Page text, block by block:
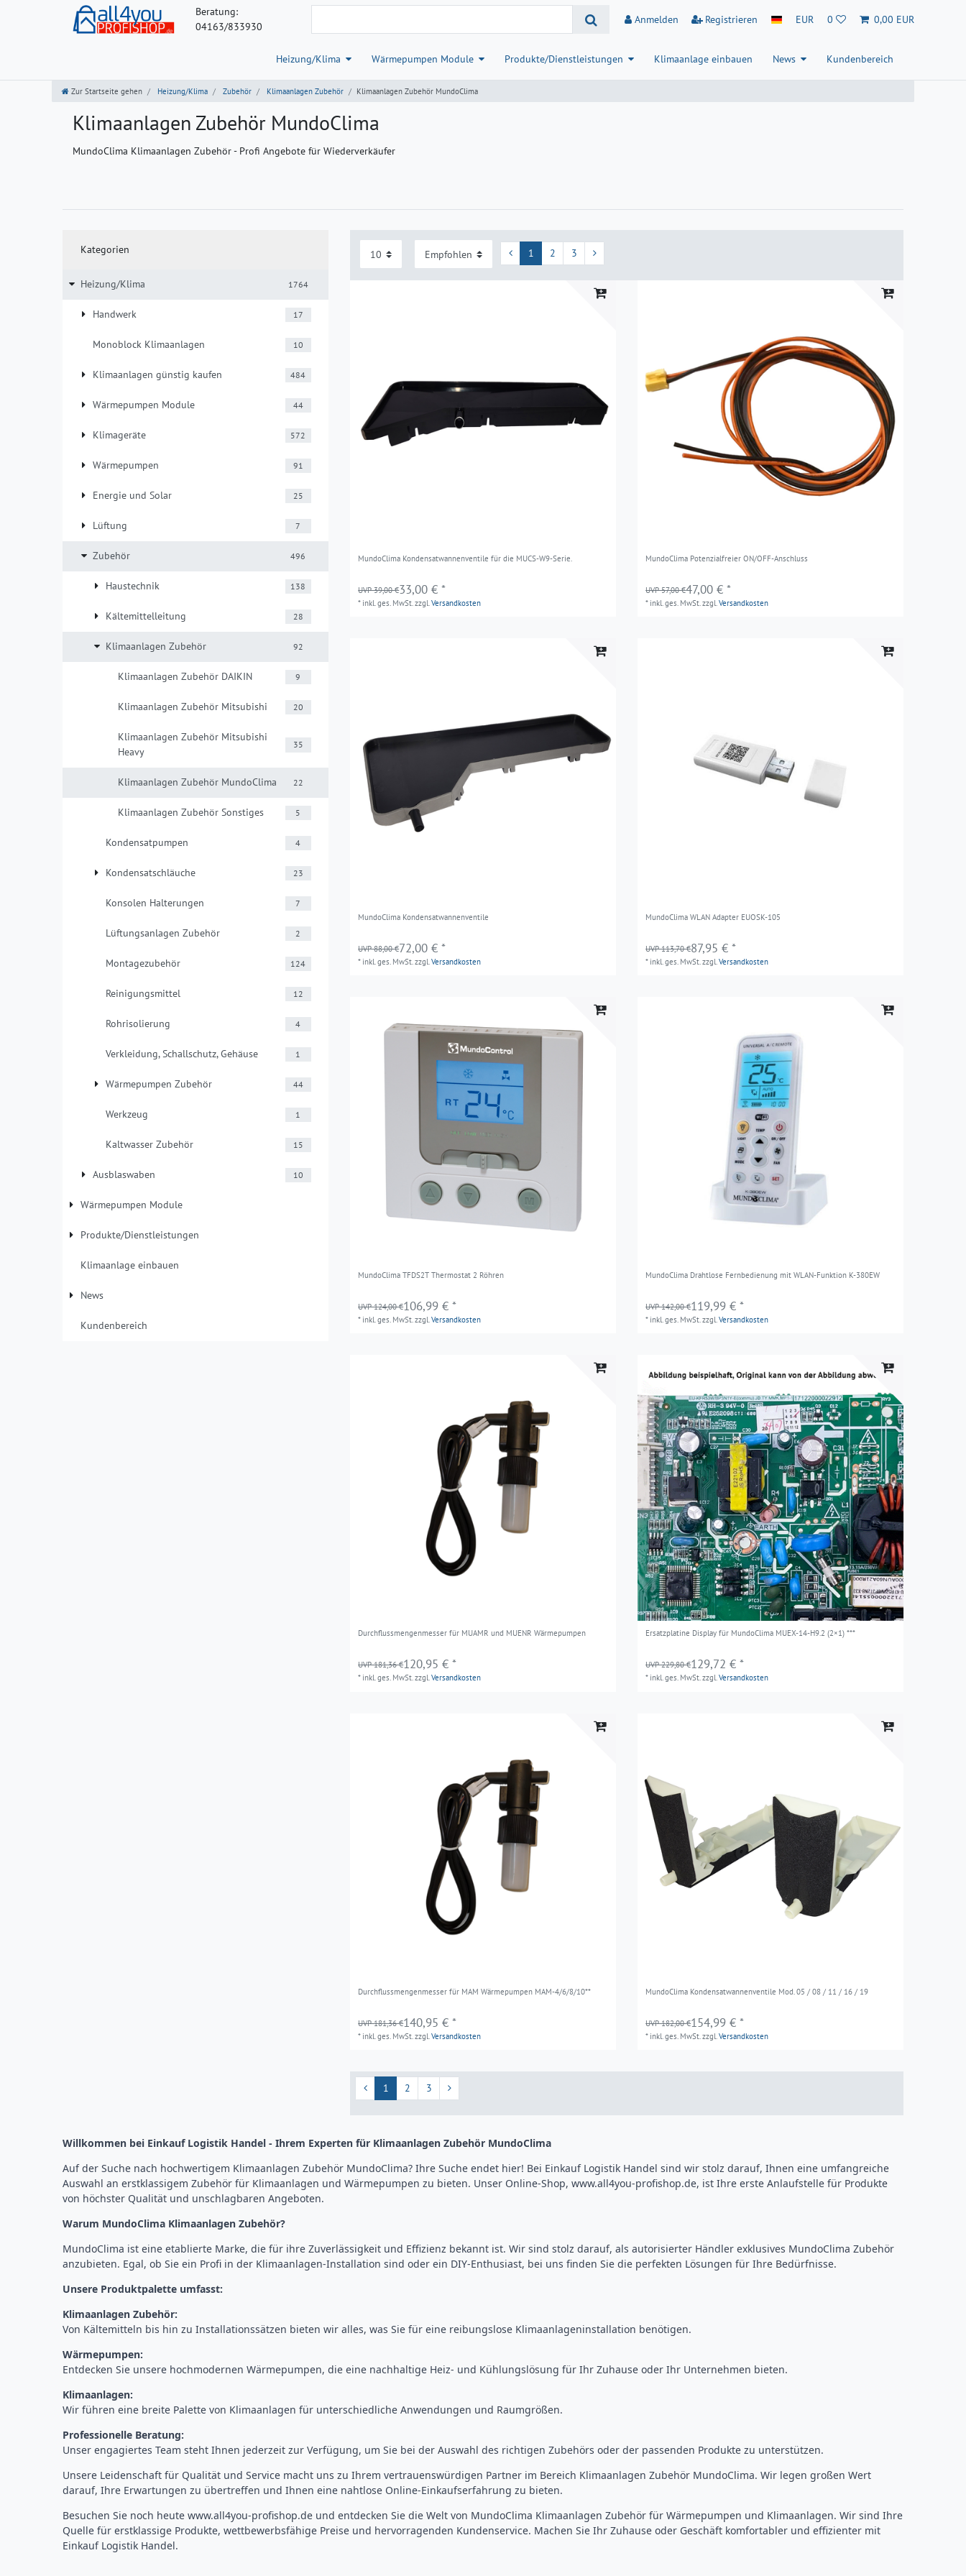
Beratung:
04163/833930
Anmelden Registrieren EUR 0 0,00 EUR
Heizung/Klima Wärmepumpen Module Produkte/Dienstleistungen Klimaanlage einbauen News Kundenbereich
Zur Startseite gehen Heizung/Klima Zubehör Klimaanlagen Zubehör Klimaanlagen Zubehör MundoClima
Klimaanlagen Zubehör MundoClima
MundoClima Klimaanlagen Zubehör - Profi Angebote für Wiederverkäufer
Kategorien
Heizung/Klima 1764
Handwerk 17
Monoblock Klimaanlagen 10
Klimaanlagen günstig kaufen 484
Wärmepumpen Module 44
Klimageräte 572
Wärmepumpen 91
Energie und Solar 25
Lüftung 7
Zubehör 496
Haustechnik 138
Kältemittelleitung 28
Klimaanlagen Zubehör 92
Klimaanlagen Zubehör DAIKIN 9
Klimaanlagen Zubehör Mitsubishi 20
Klimaanlagen Zubehör Mitsubishi
Heavy
35
Klimaanlagen Zubehör MundoClima 22
Klimaanlagen Zubehör Sonstiges 5
Kondensatpumpen 4
Kondensatschläuche 23
Konsolen Halterungen 7
Lüftungsanlagen Zubehör 2
Montagezubehör 124
Reinigungsmittel 12
Rohrisolierung 4
Verkleidung, Schallschutz, Gehäuse 1
Wärmepumpen Zubehör 44
Werkzeug 1
Kaltwasser Zubehör 15
Ausblaswaben 10
Wärmepumpen Module
Produkte/Dienstleistungen
Klimaanlage einbauen
News
Kundenbereich
1 2 3
MundoClima Kondensatwannenventile für die MUCS-W9-Serie.
UVP 39,00 €33,00 € *
* inkl. ges. MwSt.zzgl.Versandkosten
MundoClima Potenzialfreier ON/OFF-Anschluss
UVP 57,00 €47,00 € *
* inkl. ges. MwSt.zzgl.Versandkosten
MundoClima Kondensatwannenventile
UVP 88,00 €72,00 € *
* inkl. ges. MwSt. zzgl.Versandkosten
MundoClima WLAN Adapter EUOSK-105
UVP 113,70 €87,95 € *
* inkl. ges. MwSt. zzgl.Versandkosten
MundoClima TFDS2T Thermostat 2 Röhren
UVP 124,00 €106,99 € *
* inkl. ges. MwSt.zzgl.Versandkosten
MundoClima Drahtlose Fernbedienung mit WLAN-Funktion K-380EW
UVP 142,00 €119,99 € *
* inkl. ges. MwSt.zzgl.Versandkosten
Durchflussmengenmesser für MUAMR und MUENR Wärmepumpen
UVP 181,36 €120,95 € *
* inkl. ges. MwSt.zzgl.Versandkosten
Ersatzplatine Display für MundoClima MUEX-14-H9.2 (2×1) ***
UVP 229,80 €129,72 € *
* inkl. ges. MwSt.zzgl.Versandkosten
Durchflussmengenmesser für MAM Wärmepumpen MAM-4/6/8/10**
UVP 181,36 €140,95 € *
* inkl. ges. MwSt. zzgl.Versandkosten
MundoClima Kondensatwannenventile Mod. 05 / 08 / 11 / 16 / 19
UVP 182,00 €154,99 € *
* inkl. ges. MwSt. zzgl.Versandkosten
1 2 3
Willkommen bei Einkauf Logistik Handel - Ihrem Experten für Klimaanlagen Zubehör MundoClima
Auf der Suche nach hochwertigem Klimaanlagen Zubehör MundoClima? Ihre Suche endet hier! Bei Einkauf Logistik Handel sind wir stolz darauf, Ihnen eine umfangreiche
Auswahl an erstklassigem Zubehör für Klimaanlagen und Wärmepumpen zu bieten. Unser Online-Shop, www.all4you-profishop.de, ist Ihre erste Anlaufstelle für Produkte
von höchster Qualität und unschlagbaren Angeboten.
Warum MundoClima Klimaanlagen Zubehör?
MundoClima ist eine etablierte Marke, die für ihre Zuverlässigkeit und Effizienz bekannt ist. Wir sind stolz darauf, als autorisierter Händler exklusives MundoClima Zubehör
anzubieten. Egal, ob Sie ein Profi in der Klimaanlagen-Installation sind oder ein DIY-Enthusiast, bei uns finden Sie die perfekten Lösungen für Ihre Bedürfnisse.
Unsere Produktpalette umfasst:
Klimaanlagen Zubehör:
Von Kältemitteln bis hin zu Installationssätzen bieten wir alles, was Sie für eine reibungslose Klimaanlageninstallation benötigen.
Wärmepumpen:
Entdecken Sie unsere hochmodernen Wärmepumpen, die eine nachhaltige Heiz- und Kühlungslösung für Ihr Zuhause oder Ihr Unternehmen bieten.
Klimaanlagen:
Wir führen eine breite Palette von Klimaanlagen für unterschiedliche Anwendungen und Raumgrößen.
Professionelle Beratung:
Unser engagiertes Team steht Ihnen jederzeit zur Verfügung, um Sie bei der Auswahl des richtigen Zubehörs oder der passenden Produkte zu unterstützen.
Unsere Leidenschaft für Qualität und Service macht uns zu Ihrem vertrauenswürdigen Partner im Bereich Klimaanlagen Zubehör MundoClima. Wir legen großen Wert
darauf, Ihre Erwartungen zu übertreffen und Ihnen eine nahtlose Online-Einkaufserfahrung zu bieten.
Besuchen Sie noch heute www.all4you-profishop.de und entdecken Sie die Welt von MundoClima Klimaanlagen Zubehör für Wärmepumpen und Klimaanlagen. Wir sind Ihre
Quelle für erstklassige Produkte, wettbewerbsfähige Preise und hervorragenden Kundenservice. Machen Sie Ihr Zuhause oder Geschäft komfortabler und effizienter mit
Einkauf Logistik Handel.